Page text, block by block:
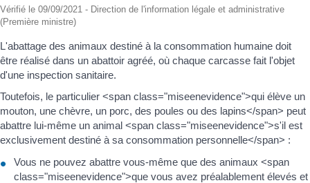
Vérifié le 09/09/2021 - Direction de l'information légale et administrative
(Première ministre)
L'abattage des animaux destiné à la consommation humaine doit
être réalisé dans un abattoir agréé, où chaque carcasse fait l'objet
d'une inspection sanitaire.
Toutefois, le particulier <span class="miseenevidence">qui élève un
mouton, une chèvre, un porc, des poules ou des lapins</span> peut
abattre lui-même un animal <span class="miseenevidence">s'il est
exclusivement destiné à sa consommation personnelle</span> :
Vous ne pouvez abattre vous-même que des animaux <span
class="miseenevidence">que vous avez préalablement élevés et